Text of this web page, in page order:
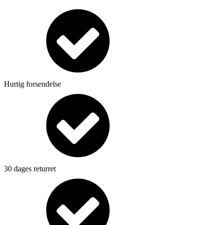
Hurtig forsendelse
30 dages returret